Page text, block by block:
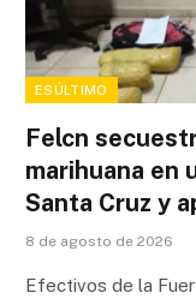
ESÚLTIMO
Felcn
marihuana en
Santa Cruz y
8 de agosto de 2026
Efectivos de la